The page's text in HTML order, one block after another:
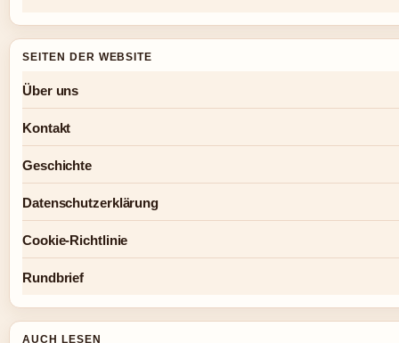
SEITEN DER WEBSITE
Über uns
Kontakt
Geschichte
Datenschutzerklärung
Cookie-Richtlinie
Rundbrief
AUCH LESEN